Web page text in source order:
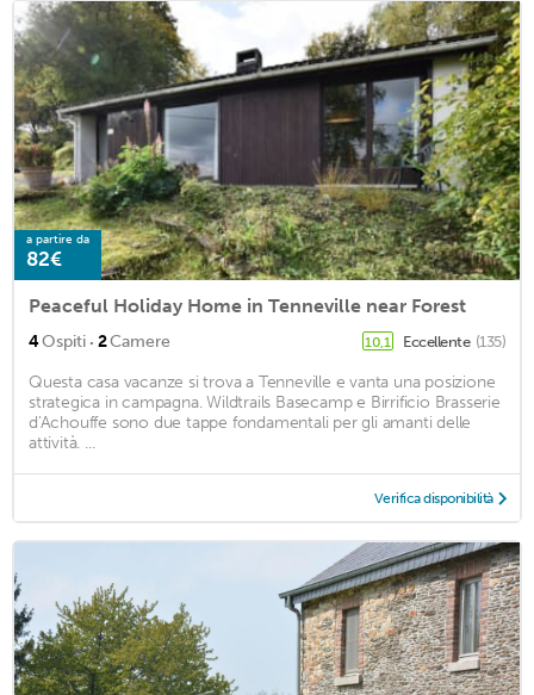
a partire da
82€
Peaceful Holiday Home in Tenneville near Forest
4Ospiti · 2Camere 10,1 Eccellente (135)
Questa casa vacanze si trova a Tenneville e vanta una posizione
strategica in campagna. Wildtrails Basecamp e Birrificio Brasserie
d'Achouffe sono due tappe fondamentali per gli amanti delle
attività. ...
Verifica disponibilità